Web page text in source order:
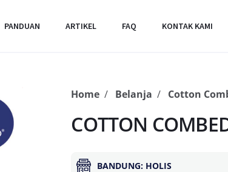
PANDUAN ARTIKEL FAQ KONTAK KAMI
Home Belanja Cotton
COTTON
BANDUNG: HOLIS